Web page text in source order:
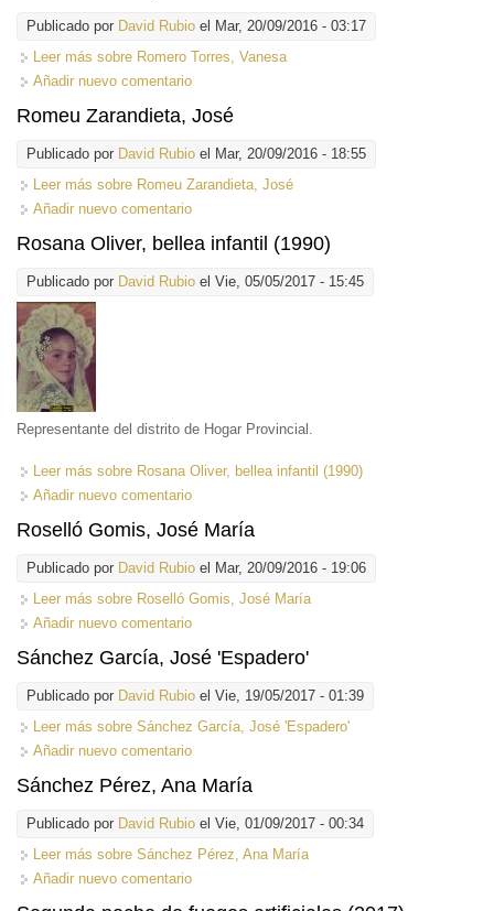
Publicado por David Rubio el Mar, 20/09/2016 - 03:17
Leer más sobre Romero Torres, Vanesa
Añadir nuevo comentario
Romeu Zarandieta, José
Publicado por David Rubio el Mar, 20/09/2016 - 18:55
Leer más sobre Romeu Zarandieta, José
Añadir nuevo comentario
Rosana Oliver, bellea infantil (1990)
Publicado por David Rubio el Vie, 05/05/2017 - 15:45
Representante del distrito de Hogar Provincial.
Leer más sobre Rosana Oliver, bellea infantil (1990)
Añadir nuevo comentario
Roselló Gomis, José María
Publicado por David Rubio el Mar, 20/09/2016 - 19:06
Leer más sobre Roselló Gomis, José María
Añadir nuevo comentario
Sánchez García, José 'Espadero'
Publicado por David Rubio el Vie, 19/05/2017 - 01:39
Leer más sobre Sánchez García, José 'Espadero'
Añadir nuevo comentario
Sánchez Pérez, Ana María
Publicado por David Rubio el Vie, 01/09/2017 - 00:34
Leer más sobre Sánchez Pérez, Ana María
Añadir nuevo comentario